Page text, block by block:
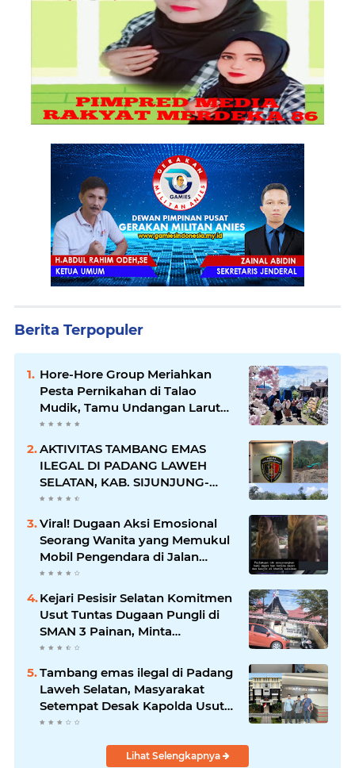
Berita Terpopuler
Hore-Hore Group Meriahkan
Pesta Pernikahan di Talao
Mudik, Tamu Undangan Larut
dalam Suasana Penuh
AKTIVITAS TAMBANG EMAS
ILEGAL DI PADANG LAWEH
SELATAN, KAB. SIJUNJUNG-
SUMBAR SEMAKIN
Viral! Dugaan Aksi Emosional
Seorang Wanita yang Memukul
Mobil Pengendara di Jalan
Khatib Sulaiman
Kejari Pesisir Selatan Komitmen
Usut Tuntas Dugaan Pungli di
SMAN 3 Painan, Minta
Inspektorat Sumbar Lakukan
Tambang emas ilegal di Padang
Laweh Selatan, Masyarakat
Setempat Desak Kapolda Usut
Tuntas
Lihat Selengkapnya